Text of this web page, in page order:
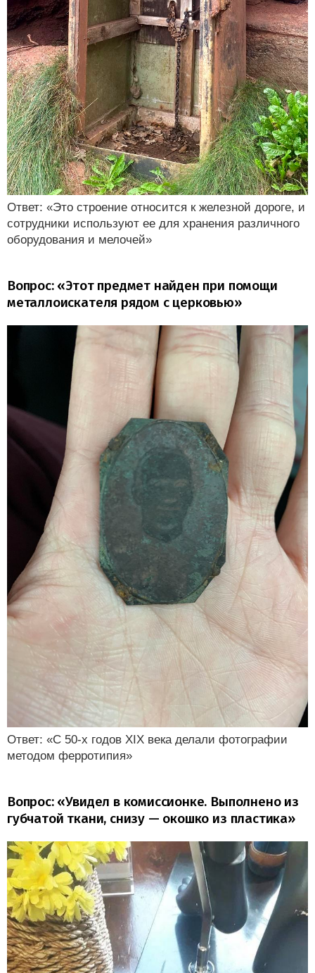
Ответ: «Это строение относится к железной дороге, и
сотрудники используют ее для хранения различного
оборудования и мелочей»
Вопрос: «Этот предмет найден при помощи
металлоискателя рядом с церковью»
Ответ: «С 50-х годов XIX века делали фотографии
методом ферротипия»
Вопрос: «Увидел в комиссионке. Выполнено из
губчатой ткани, снизу — окошко из пластика»